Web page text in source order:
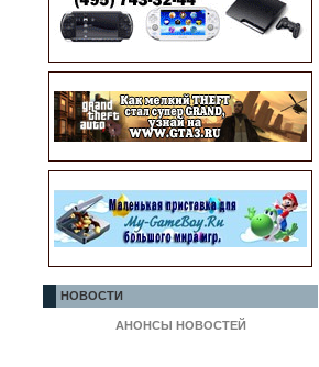
НОВОСТИ
АНОНСЫ НОВОСТЕЙ